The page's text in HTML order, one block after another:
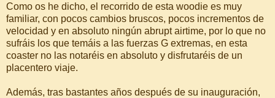
Como os he dicho, el recorrido de esta woodie es muy
familiar, con pocos cambios bruscos, pocos incrementos de
velocidad y en absoluto ningún abrupt airtime, por lo que no
sufráis los que temáis a las fuerzas G extremas, en esta
coaster no las notaréis en absoluto y disfrutaréis de un
placentero viaje.
Además, tras bastantes años después de su inauguración,